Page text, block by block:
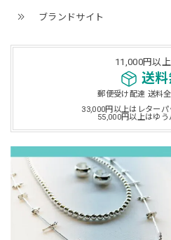
ブランドサイト
11,000円以
送
郵便受け配達 送料
33,000円以上はレター
55,000円以上はゆ